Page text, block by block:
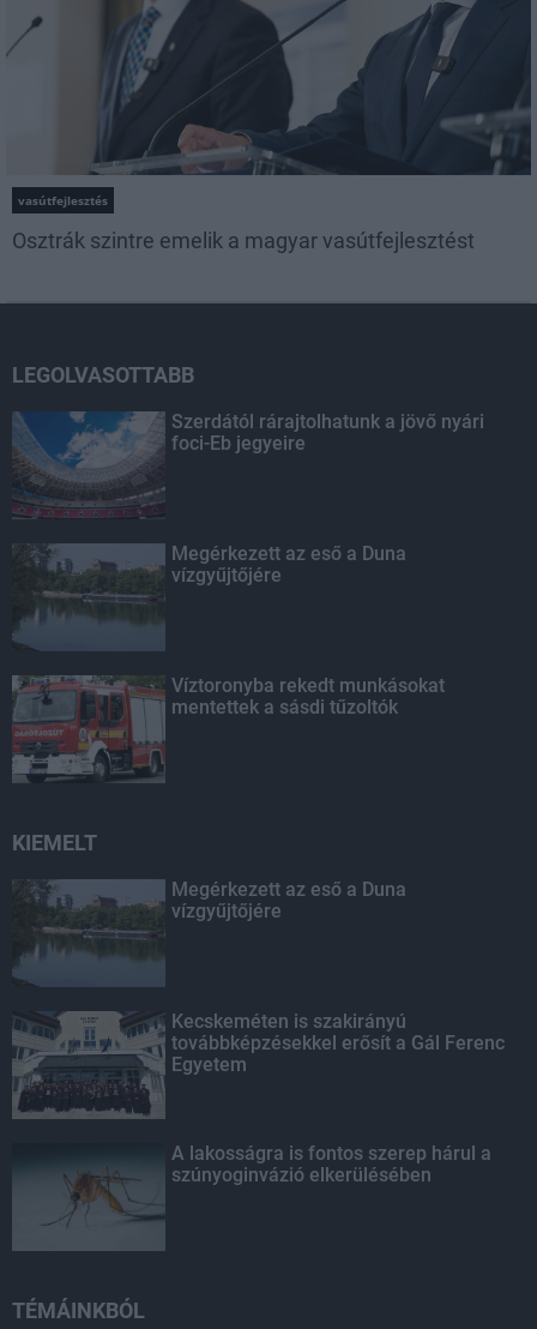
vasútfejlesztés
Osztrák szintre emelik a magyar vasútfejlesztést
LEGOLVASOTTABB
Szerdától rárajtolhatunk a jövő nyári
foci-Eb jegyeire
Megérkezett az eső a Duna
vízgyűjtőjére
Víztoronyba rekedt munkásokat
mentettek a sásdi tűzoltók
KIEMELT
Megérkezett az eső a Duna
vízgyűjtőjére
Kecskeméten is szakirányú
továbbképzésekkel erősít a Gál Ferenc
Egyetem
A lakosságra is fontos szerep hárul a
szúnyoginvázió elkerülésében
TÉMÁINKBÓL